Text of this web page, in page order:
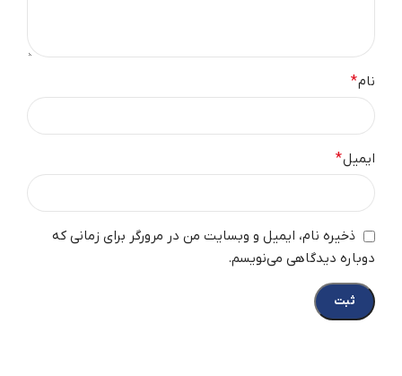
نام*
ایمیل*
ذخیره نام، ایمیل و وبسایت من در مرورگر برای زمانی که
دوباره دیدگاهی می‌نویسم.